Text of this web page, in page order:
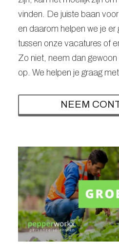
vinden. De juiste baan
en daarom helpen we je er
tussen onze vacatures of
Zo niet, neem dan
op. We helpen je graag
NEEM